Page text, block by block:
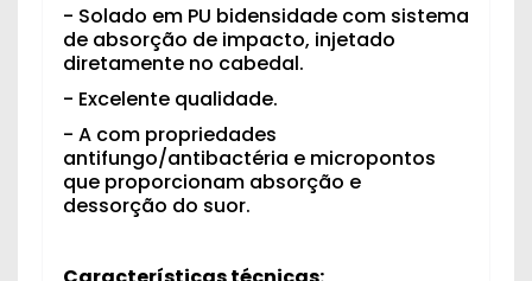
- Solado em PU bidensidade com sistema
de absorção de impacto, injetado
diretamente no cabedal.
- Excelente qualidade.
- A com propriedades
antifungo/antibactéria e micropontos
que proporcionam absorção e
dessorção do suor.